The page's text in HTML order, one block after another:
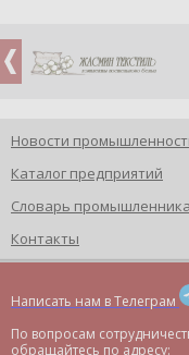
Новости
Каталог предприятий
Словарь промышленника
Контакты
Написать нам в Телеграм
По вопросам
обращайтесь по адресу: